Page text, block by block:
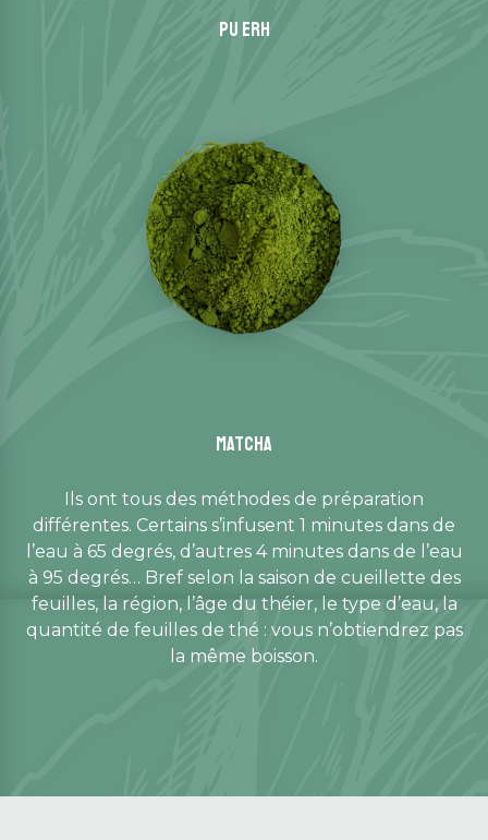
Pu Erh
Matcha
Ils ont tous des méthodes de préparation
différentes. Certains s’infusent 1 minutes dans de
l’eau à 65 degrés, d’autres 4 minutes dans de l’eau
à 95 degrés… Bref selon la saison de cueillette des
feuilles, la région, l’âge du théier, le type d’eau, la
quantité de feuilles de thé : vous n’obtiendrez pas
la même boisson.